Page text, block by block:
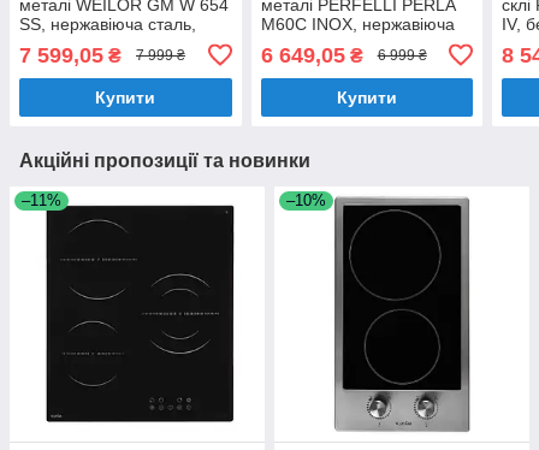
металі WEILOR GM W 654
SS, нержавіюча сталь,
газова робоча поверхня
на кухню на 4 конфорки, з
турбо конфоркою
7 599,05 ₴ 7 999 ₴
Купити
металі PERFELLI PERLA
M60C INOX, нержавіюча
поверхня для кухні на 4
конфорки
6 649,05₴ 6 999 ₴
Купити
IV,
на 4
8
Акційні пропозиції та новинки
–11% –10%